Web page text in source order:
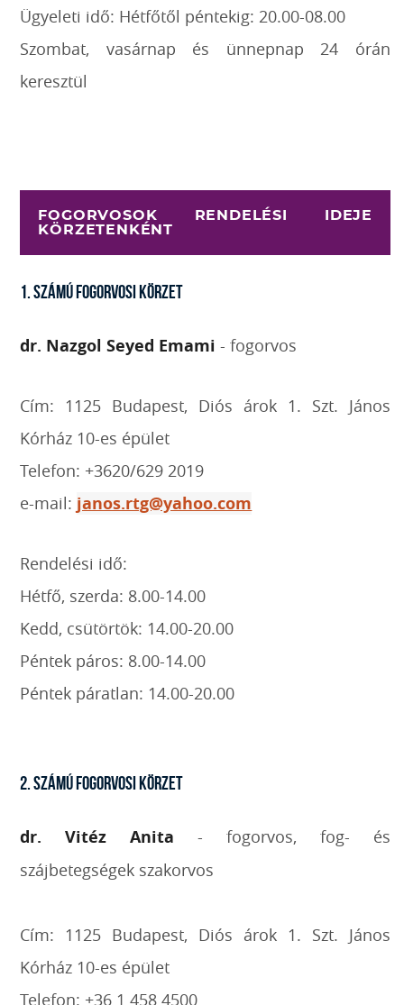
Ügyeleti idő: Hétfőtől péntekig: 20.00-08.00
Szombat, vasárnap és ünnepnap 24 órán
keresztül
FOGORVOSOK RENDELÉSI IDEJE
KÖRZETENKÉNT
1. SZÁMÚ FOGORVOSI KÖRZET
dr. Nazgol Seyed Emami - fogorvos
Cím: 1125 Budapest, Diós árok 1. Szt. János
Kórház 10-es épület
Telefon: +3620/629 2019
e-mail: janos.rtg@yahoo.com
Rendelési idő:
Hétfő, szerda: 8.00-14.00
Kedd, csütörtök: 14.00-20.00
Péntek páros: 8.00-14.00
Péntek páratlan: 14.00-20.00
2. SZÁMÚ FOGORVOSI KÖRZET
dr. Vitéz Anita - fogorvos, fog- és
szájbetegségek szakorvos
Cím: 1125 Budapest, Diós árok 1. Szt. János
Kórház 10-es épület
Telefon: +36 1 458 4500